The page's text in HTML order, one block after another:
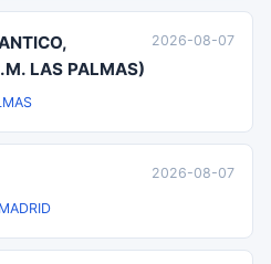
LAS PALMAS)
2026-08-07
2026-08-07